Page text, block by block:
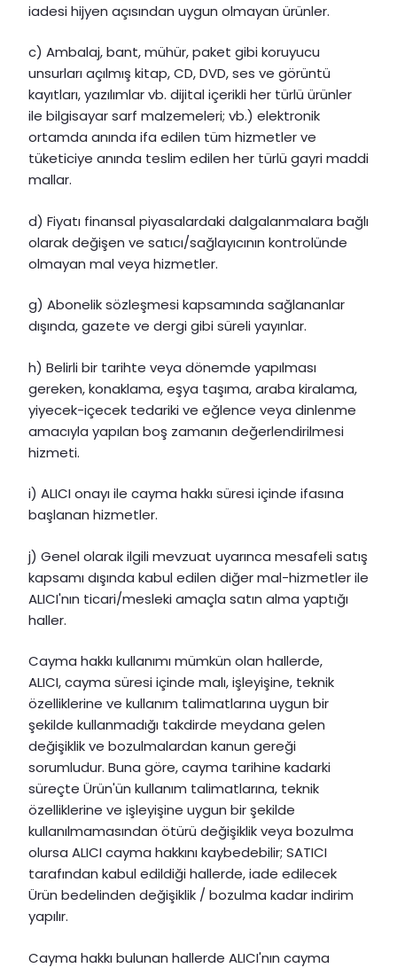
iadesi hijyen açısından uygun olmayan ürünler.
c) Ambalaj, bant, mühür, paket gibi koruyucu
unsurları açılmış kitap, CD, DVD, ses ve görüntü
kayıtları, yazılımlar vb. dijital içerikli her türlü ürünler
ile bilgisayar sarf malzemeleri; vb.) elektronik
ortamda anında ifa edilen tüm hizmetler ve
tüketiciye anında teslim edilen her türlü gayri maddi
mallar.
d) Fiyatı finansal piyasalardaki dalgalanmalara bağlı
olarak değişen ve satıcı/sağlayıcının kontrolünde
olmayan mal veya hizmetler.
g) Abonelik sözleşmesi kapsamında sağlananlar
dışında, gazete ve dergi gibi süreli yayınlar.
h) Belirli bir tarihte veya dönemde yapılması
gereken, konaklama, eşya taşıma, araba kiralama,
yiyecek-içecek tedariki ve eğlence veya dinlenme
amacıyla yapılan boş zamanın değerlendirilmesi
hizmeti.
i) ALICI onayı ile cayma hakkı süresi içinde ifasına
başlanan hizmetler.
j) Genel olarak ilgili mevzuat uyarınca mesafeli satış
kapsamı dışında kabul edilen diğer mal-hizmetler ile
ALICI'nın ticari/mesleki amaçla satın alma yaptığı
haller.
Cayma hakkı kullanımı mümkün olan hallerde,
ALICI, cayma süresi içinde malı, işleyişine, teknik
özelliklerine ve kullanım talimatlarına uygun bir
şekilde kullanmadığı takdirde meydana gelen
değişiklik ve bozulmalardan kanun gereği
sorumludur. Buna göre, cayma tarihine kadarki
süreçte Ürün'ün kullanım talimatlarına, teknik
özelliklerine ve işleyişine uygun bir şekilde
kullanılmamasından ötürü değişiklik veya bozulma
olursa ALICI cayma hakkını kaybedebilir; SATICI
tarafından kabul edildiği hallerde, iade edilecek
Ürün bedelinden değişiklik / bozulma kadar indirim
yapılır.
Cayma hakkı bulunan hallerde ALICI'nın cayma